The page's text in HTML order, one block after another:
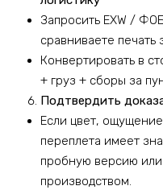
Запросить EXW /
сравниваете печать
Конвертировать в
+ груз + сборы за
Подтвердить
Если цвет,
переплета имеет
пробную версию
производством.